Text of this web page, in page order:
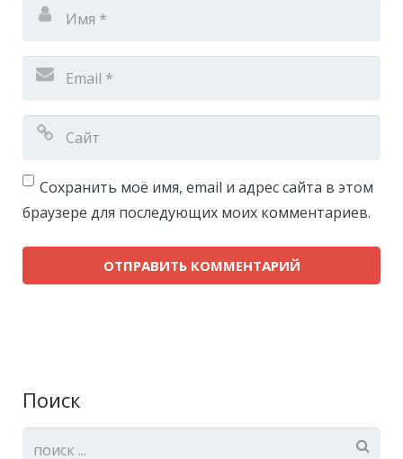
Сохранить моё имя, email и адрес сайта в этом
браузере для последующих моих комментариев.
Поиск